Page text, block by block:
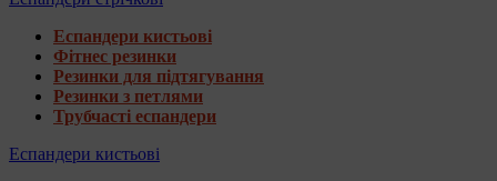
Еспандери кистьові
Фітнес резинки
Резинки для підтягування
Резинки з петлями
Трубчасті еспандери
Еспандери кистьові